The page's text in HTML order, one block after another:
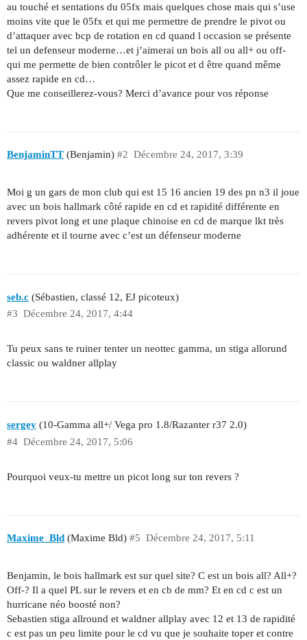
au touché et sentations du 05fx mais quelques chose mais qui s’use
moins vite que le 05fx et qui me permettre de prendre le pivot ou
d’attaquer avec bcp de rotation en cd quand l occasion se présente
tel un defenseur moderne…et j’aimerai un bois all ou all+ ou off-
qui me permette de bien contrôler le picot et d être quand même
assez rapide en cd…
Que me conseillerez-vous? Merci d’avance pour vos réponse
BenjaminTT (Benjamin) Décembre 24, 2017, 3:39
#2
Moi g un gars de mon club qui est 15 16 ancien 19 des pn n3 il joue
avec un bois hallmark côté rapide en cd et rapidité différente en
revers pivot long et une plaque chinoise en cd de marque lkt très
adhérente et il tourne avec c’est un défenseur moderne
seb.c (Sébastien, classé 12, EJ picoteux)
Décembre 24, 2017, 4:44
#3
Tu peux sans te ruiner tenter un neottec gamma, un stiga allorund
classic ou waldner allplay
sergey (10-Gamma all+/ Vega pro 1.8/Razanter r37 2.0)
Décembre 24, 2017, 5:06
#4
Pourquoi veux-tu mettre un picot long sur ton revers ?
Maxime_Bld (Maxime Bld) Décembre 24, 2017, 5:11
#5
Benjamin, le bois hallmark est sur quel site? C est un bois all? All+?
Off-? Il a quel PL sur le revers et en cb de mm? Et en cd c est un
hurricane néo boosté non?
Sebastien stiga allround et waldner allplay avec 12 et 13 de rapidité
c est pas un peu limite pour le cd vu que je souhaite toper et contre